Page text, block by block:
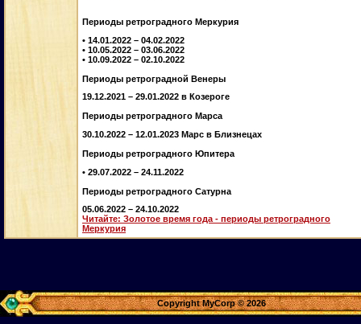
Периоды ретроградного Меркурия
• 14.01.2022 – 04.02.2022
• 10.05.2022 – 03.06.2022
• 10.09.2022 – 02.10.2022
Периоды ретроградной Венеры
19.12.2021 – 29.01.2022 в Козероге
Периоды ретроградного Марса
30.10.2022 – 12.01.2023 Марс в Близнецах
Периоды ретроградного Юпитера
• 29.07.2022 – 24.11.2022
Периоды ретроградного Сатурна
05.06.2022 – 24.10.2022
Читайте: Золотое время года - периоды ретроградного
Меркурия
Copyright MyCorp © 2026